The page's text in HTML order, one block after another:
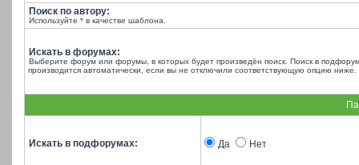
Поиск по автору:
Используйте * в качестве шаблона.
Искать в форумах:
Выберите форум или форумы, в которых будет произведён поиск. Поиск в
производится автоматически, если вы не отключили соответствующую опцию ниже.
Искать в подфорумах: Да Нет